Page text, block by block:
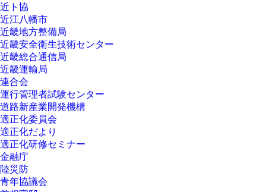
近ト協
近江八幡市
近畿地方整備局
近畿安全衛生技術センター
近畿総合通信局
近畿運輸局
連合会
運行管理者試験センター
道路新産業開発機構
適正化委員会
適正化だより
適正化研修セミナー
金融庁
陸災防
青年協議会